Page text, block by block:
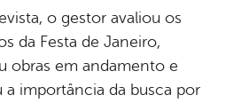
o gestor avaliou os
da Festa de Janeiro,
obras em andamento e
a importância da busca por